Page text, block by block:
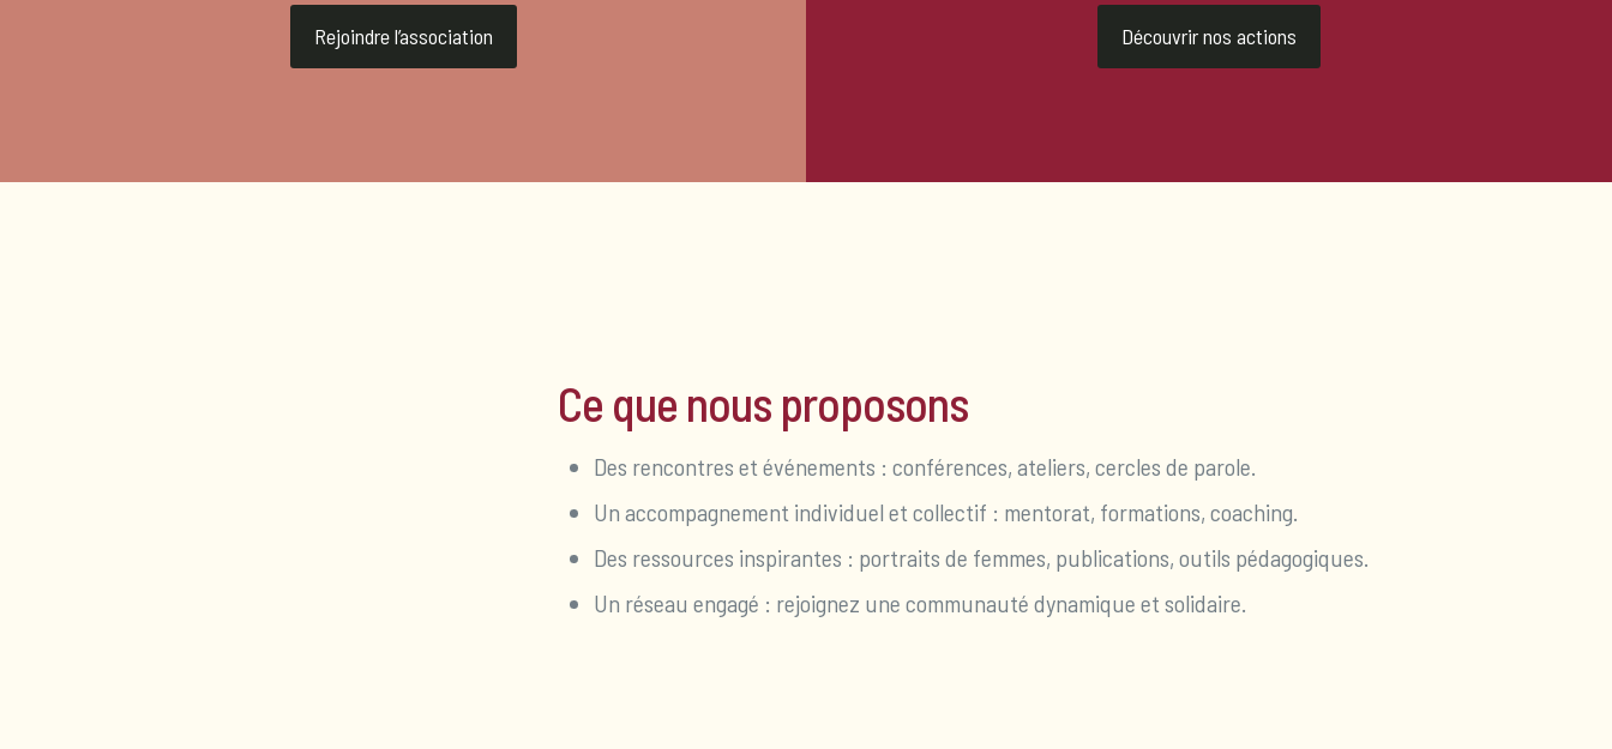
Rejoindre l’association Découvrir nos actions
Ce que nous proposons
Des rencontres et événements : conférences, ateliers, cercles de parole.
Un accompagnement individuel et collectif : mentorat, formations, coaching.
Des ressources inspirantes : portraits de femmes, publications, outils pédagogiques.
Un réseau engagé : rejoignez une communauté dynamique et solidaire.